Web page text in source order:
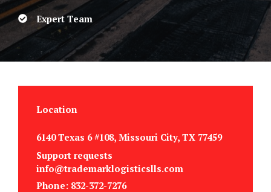
Expert Team
Location
6140 Texas 6 #108, Missouri City, TX 77459
Support requests
info@trademarklogisticslls.com
Phone: 832-372-7276